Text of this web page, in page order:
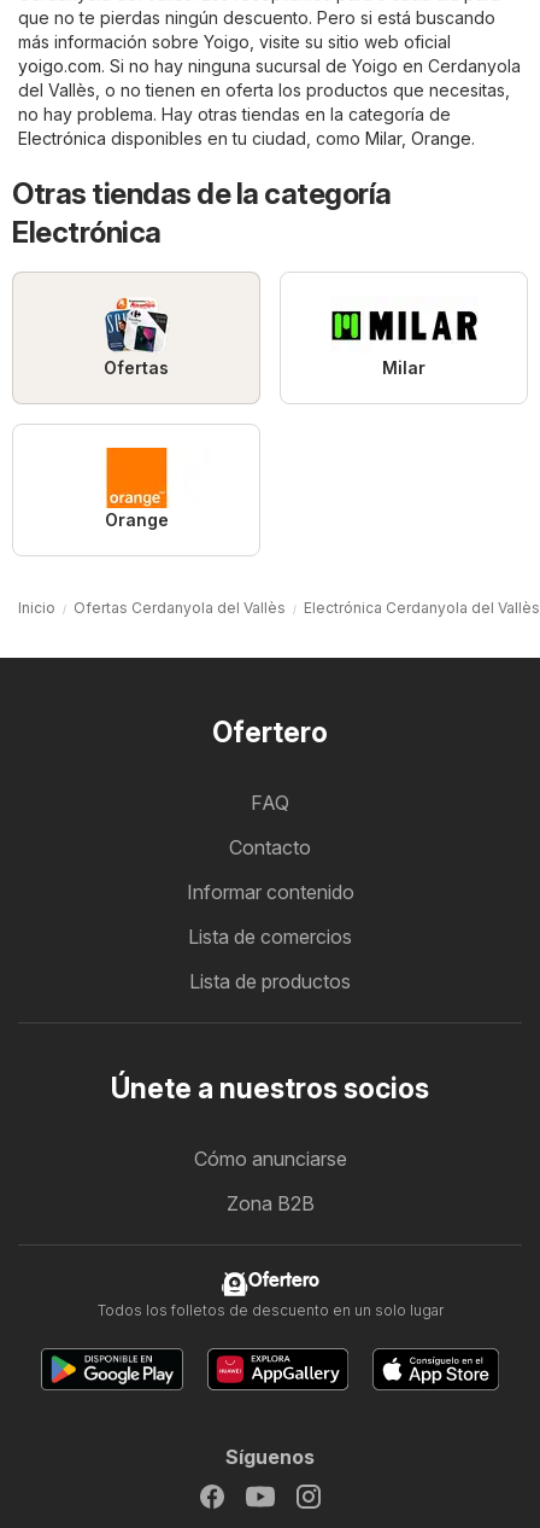
que no te pierdas ningún descuento. Pero si está buscando
más información sobre Yoigo, visite su sitio web oficial
yoigo.com. Si no hay ninguna sucursal de Yoigo en Cerdanyola
del Vallès, o no tienen en oferta los productos que necesitas,
no hay problema. Hay otras tiendas en la categoría de
Electrónica disponibles en tu ciudad, como Milar, Orange.
Otras tiendas de la categoría
Electrónica
Ofertas Milar
Orange
Inicio Ofertas Cerdanyola del Vallès Electrónica Cerdanyola del Vallès
Ofertero
FAQ
Contacto
Informar contenido
Lista de comercios
Lista de productos
Únete a nuestros socios
Cómo anunciarse
Zona B2B
Ofertero
Todos los folletos de descuento en un solo lugar
Síguenos